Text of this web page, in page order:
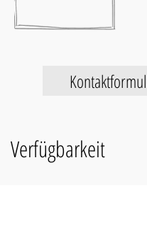
Verfügbarkeit